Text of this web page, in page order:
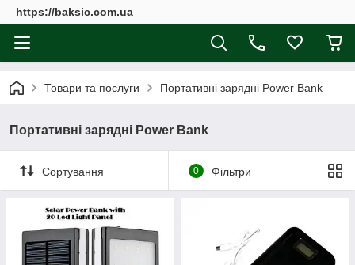
https://baksic.com.ua
Товари та послуги Портативні зарядні Power Bank
Портативні зарядні Power Bank
Сортування 0 Фільтри